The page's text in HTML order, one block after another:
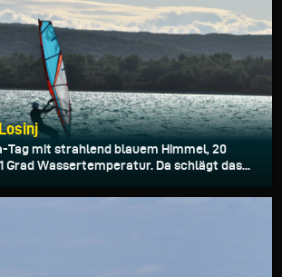
Tag mit strahlend blauem Himmel, 20
Grad Wassertemperatur. Da schlägt das...